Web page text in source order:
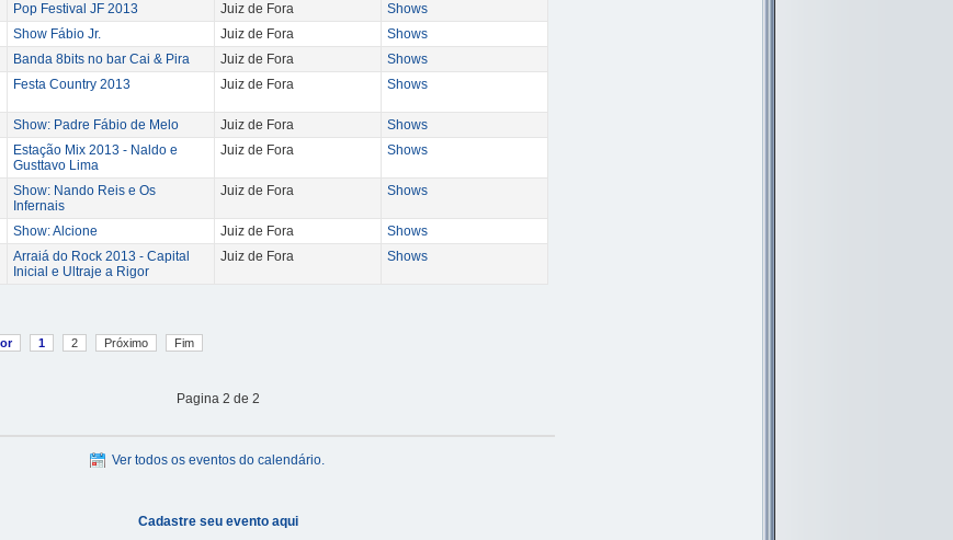
Pop Festival JF 2013 Juiz de Fora
Shows
Show Fábio Jr. Juiz de Fora
Shows
Banda 8bits no bar Cai & Pira Juiz de Fora
Shows
Festa Country 2013 Juiz de Fora Shows
Show: Padre Fábio de Melo Juiz de Fora
Shows
Estação Mix 2013 - Naldo e
Gusttavo Lima
Juiz de Fora Shows
Show: Nando Reis e Os
Infernais
Juiz de Fora Shows
Show: Alcione Juiz de Fora
Shows
Arraiá do Rock 2013 - Capital
Inicial e Ultraje a Rigor
Juiz de Fora Shows
1 2 Próximo Fim
Pagina 2 de 2
Ver todos os eventos do calendário.
Cadastre seu evento aqui